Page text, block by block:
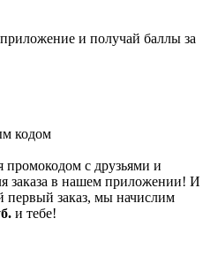
и получай баллы за
кодом
с друзьями и
заказа в нашем приложении! И
первый заказ, мы начислим
и тебе!